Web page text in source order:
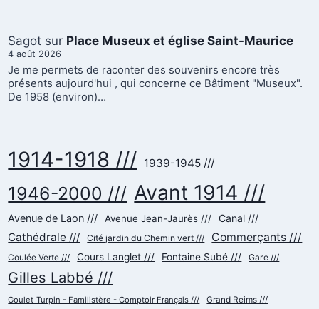
Sagot sur Place Museux et église Saint-Maurice
4 août 2026
Je me permets de raconter des souvenirs encore très
présents aujourd'hui , qui concerne ce Bâtiment "Museux".
De 1958 (environ)…
1914-1918 /// 1939-1945 ///
1946-2000 /// Avant 1914 ///
Avenue de Laon /// Avenue Jean-Jaurès /// Canal ///
Cathédrale /// Cité jardin du Chemin vert /// Commerçants ///
Coulée Verte /// Cours Langlet /// Fontaine Subé /// Gare ///
Gilles Labbé ///
Goulet-Turpin - Familistère - Comptoir Français /// Grand Reims ///